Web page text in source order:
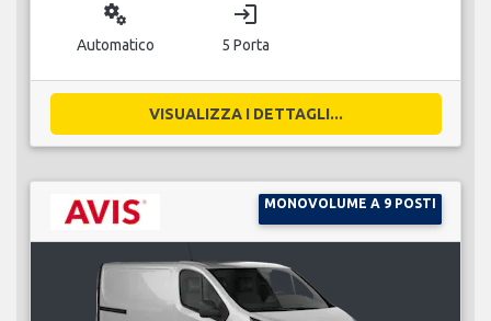
miscellaneous_services
Automatico
login
5 Porta
VISUALIZZA I DETTAGLI...
MONOVOLUME A 9 POSTI